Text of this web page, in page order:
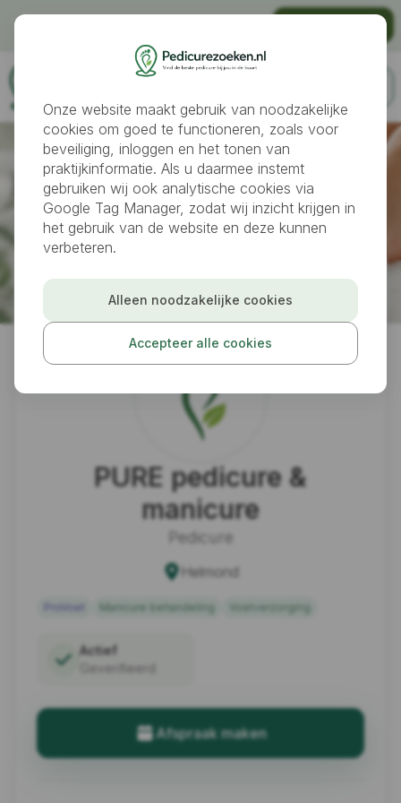
Pedicures
Helmond
PURE pedicure & manicure
PURE pedicure &
manicure
Pedicure
Helmond
ProVoet Manicure behandeling Voetverzorging
Actief
Geverifieerd
Afspraak maken
Onze website maakt gebruik van noodzakelijke
cookies om goed te functioneren, zoals voor
beveiliging, inloggen en het tonen van
praktijkinformatie. Als u daarmee instemt
gebruiken wij ook analytische cookies via
Google Tag Manager, zodat wij inzicht krijgen in
het gebruik van de website en deze kunnen
verbeteren.
Alleen noodzakelijke cookies
Accepteer alle cookies